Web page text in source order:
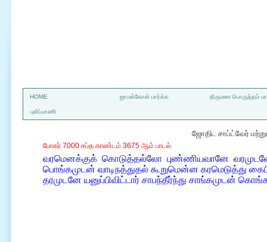
HOME ஜாமக்கோள் பார்க்க திருமண பொருத்தம்
புலிப்பாணி
ஜோதிட சாப்ட்வேர்
போகர் 7000 சப்த காண்டம் 3675 ஆம் பாடல்
வரமெனக்குக் கொடுத்தல்லோ புண்ணியவானே
பொங்கமுடன் வாடிநத்துதல் கூறுமென்ன கரமெடுத்து
தரமுடனே யனுப்பிவிட்டார் சாபந்தீர்ந்து சாங்கமுடன்